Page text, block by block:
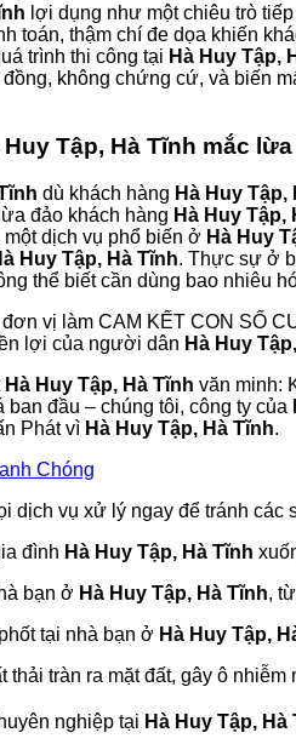
lợi dụng như một chiêu trò
toán, thậm chí đe dọa khiến
trình thi công tại Hà Huy Tập,
không chứng cứ, và biến
Tập, Hà Tĩnh mắc lừa
dù khách hàng Hà Huy Tập,
đảo khách hàng Hà Huy Tập,
dịch vụ phổ biến ở Hà Huy
Huy Tập, Hà Tĩnh. Thực sự ở
thể biết cần dùng bao nhiêu
vị làm CAM KẾT CON SỐ
lợi của người dân Hà Huy
Hà Huy Tập, Hà Tĩnh văn minh:
đầu – chúng tôi, công ty của
Phát vì Hà Huy Tập, Hà Tĩnh.
Chóng
dịch vụ xử lý ngay để tránh các
đình Hà Huy Tập, Hà Tĩnh
bạn ở Hà Huy Tập, Hà Tĩnh,
tại nhà bạn ở Hà Huy Tập,
thải tràn ra mặt đất, gây ô
nghiệp tại Hà Huy Tập, Hà